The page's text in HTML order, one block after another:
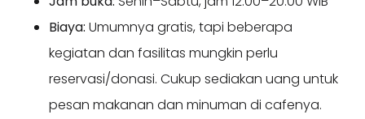
Biaya: Umumnya gratis, tapi beberapa
kegiatan dan fasilitas mungkin perlu
reservasi/donasi. Cukup sediakan uang untuk
pesan makanan dan minuman di cafenya.